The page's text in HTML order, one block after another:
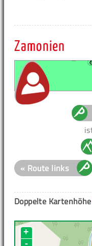
Zamonien
« Route links
Doppelte Kartenhöhe
+
-